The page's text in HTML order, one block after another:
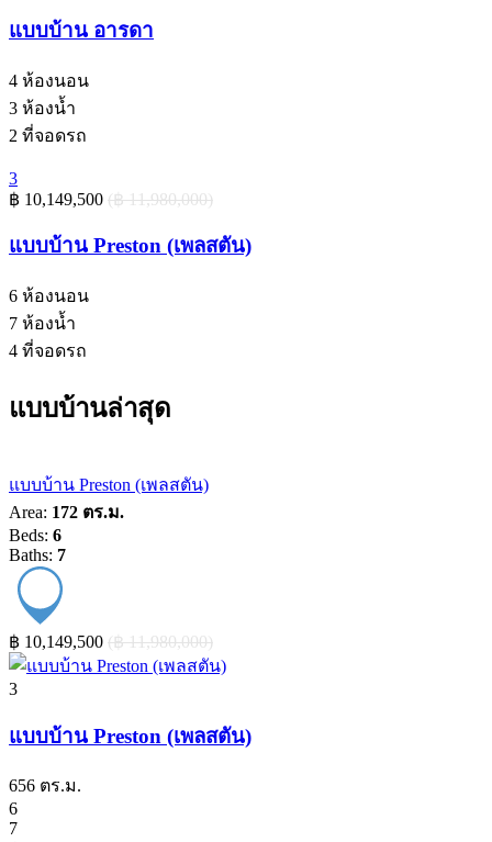
แบบบ้าน อารดา
4 ห้องนอน
3 ห้องน้ำ
2 ที่จอดรถ
3
‎฿ 10,149,500 (‎฿ 11,980,000)
แบบบ้าน Preston (เพลสตัน)
6 ห้องนอน
7 ห้องน้ำ
4 ที่จอดรถ
แบบบ้านล่าสุด
แบบบ้าน Preston (เพลสตัน)
Area: 172 ตร.ม.
Beds: 6
Baths: 7
‎฿ 10,149,500 (‎฿ 11,980,000)
3
แบบบ้าน Preston (เพลสตัน)
656 ตร.ม.
6
7